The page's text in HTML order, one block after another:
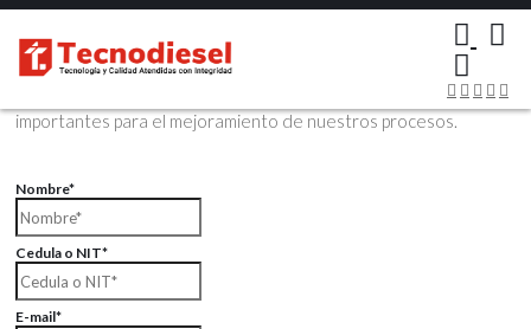
Contáctenos Vía Email
Envíenos sus datos con sus comentarios, sus opiniones son muy
importantes para el mejoramiento de nuestros procesos.
Nombre*
Cedula o NIT*
E-mail*